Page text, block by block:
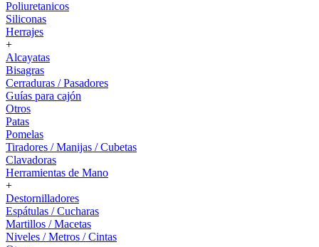
Poliuretanicos
Siliconas
Herrajes
+
Alcayatas
Bisagras
Cerraduras / Pasadores
Guías para cajón
Otros
Patas
Pomelas
Tiradores / Manijas / Cubetas
Clavadoras
Herramientas de Mano
+
Destornilladores
Espátulas / Cucharas
Martillos / Macetas
Niveles / Metros / Cintas